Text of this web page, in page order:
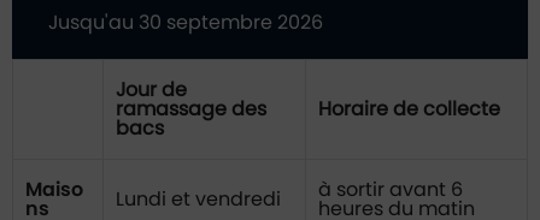
Jour de
ramassage des
bacs
Horaire de collecte
Maiso
ns
Lundi et vendredi
à sortir avant 6
heures du matin
Jusqu'au 30 septembre 2026